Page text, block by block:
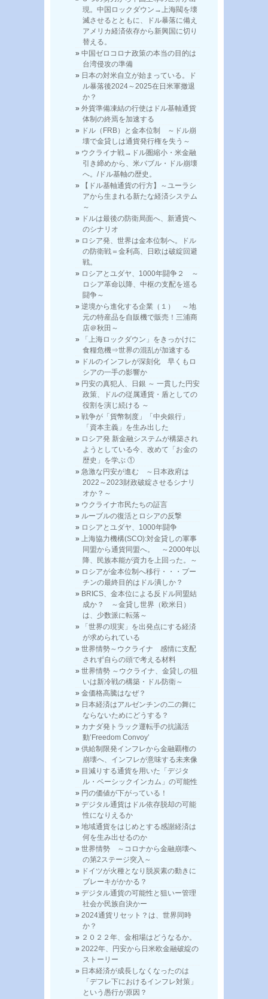
現。中国ロックダウン→上海閥を壊
滅させるとともに、ドル暴落に備え
アメリカ経済依存から新興国に切り
替える。
中国ゼロコロナ政策の本当の目的は
台湾侵攻の準備
日本の対米自立が始まっている。ド
ル暴落後2024～2025在日米軍撤退
か？
外貨準備凍結の行使はドル基軸通貨
体制の終焉を加速する
ドル（FRB）と金本位制 ～ドル崩
壊で金貸しは通貨発行権を失う～
ウクライナ戦→ドル圏縮小・米金融
引き締めから、米バブル・ドル崩壊
へ。/ドル基軸の歴史。
【ドル基軸通貨の行方】～ユーラシ
アから生まれる新たな経済システム
～
ドルは最後の防衛局面へ、新通貨へ
のシナリオ
ロシア発、世界は金本位制へ。ドル
の防衛戦＝金利高、日欧は破綻回避
戦。
ロシアとユダヤ、1000年闘争２ ～
ロシア革命以降、中枢の支配を巡る
闘争～
逆境から進化する企業（１） ～地
元の特産品を自販機で販売！三浦商
店＠秋田～
「上海ロックダウン」をきっかけに
食糧危機⇒世界の混乱が加速する
ドルのインフレが深刻化 早くもロ
シアの一手の影響か
円安の真犯人、日銀 ～ 一貫した円安
政策、ドルの従属通貨・盾としての
役割を演じ続ける ～
戦争が「貨幣制度」「中央銀行」
「資本主義」を生み出した
ロシア発 新金融システムが構築され
ようとしている今、改めて「お金の
歴史」を学ぶ ①
急激な円安が進む ～日本政府は
2022～2023財政破綻させるシナリ
オか？～
ウクライナ市民たちの証言
ルーブルの復活とロシアの反撃
ロシアとユダヤ、1000年闘争
上海協力機構(SCO):対金貸しの軍事
同盟から通貨同盟へ。 ～2000年以
降、民族本能が資力を上回った。～
ロシアが金本位制へ移行・・・プー
チンの最終目的はドル潰しか？
BRICS、金本位による反ドル同盟結
成か？ ～金貸し世界（欧米日）
は、少数派に転落～
「世界の現実」を出発点にする経済
が求められている
世界情勢～ウクライナ 感情に支配
されず自らの頭で考える材料
世界情勢 ～ウクライナ、金貸しの狙
いは新冷戦の構築・ドル防衛～
金価格高騰はなぜ？
日本経済はアルゼンチンの二の舞に
ならないためにどうする？
カナダ発トラック運転手の抗議活
動’Freedom Convoy’
供給制限発インフレから金融覇権の
崩壊へ、インフレが意味する未来像
目減りする通貨を用いた「デジタ
ル・ベーシックインカム」の可能性
円の価値が下がっている！
デジタル通貨はドル依存脱却の可能
性になりえるか
地域通貨をはじめとする感謝経済は
何を生み出せるのか
世界情勢 ～コロナから金融崩壊へ
の第2ステージ突入～
ドイツが火種となり脱炭素の動きに
ブレーキがかかる？
デジタル通貨の可能性と狙いー管理
社会か民族自決かー
2024通貨リセット？は、世界同時
か？
２０２２年、金相場はどうなるか。
2022年、円安から日米欧金融破綻の
ストーリー
日本経済が成長しなくなったのは
「デフレ下におけるインフレ対策」
という愚行が原因？